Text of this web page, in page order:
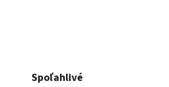
Spoľahlivé